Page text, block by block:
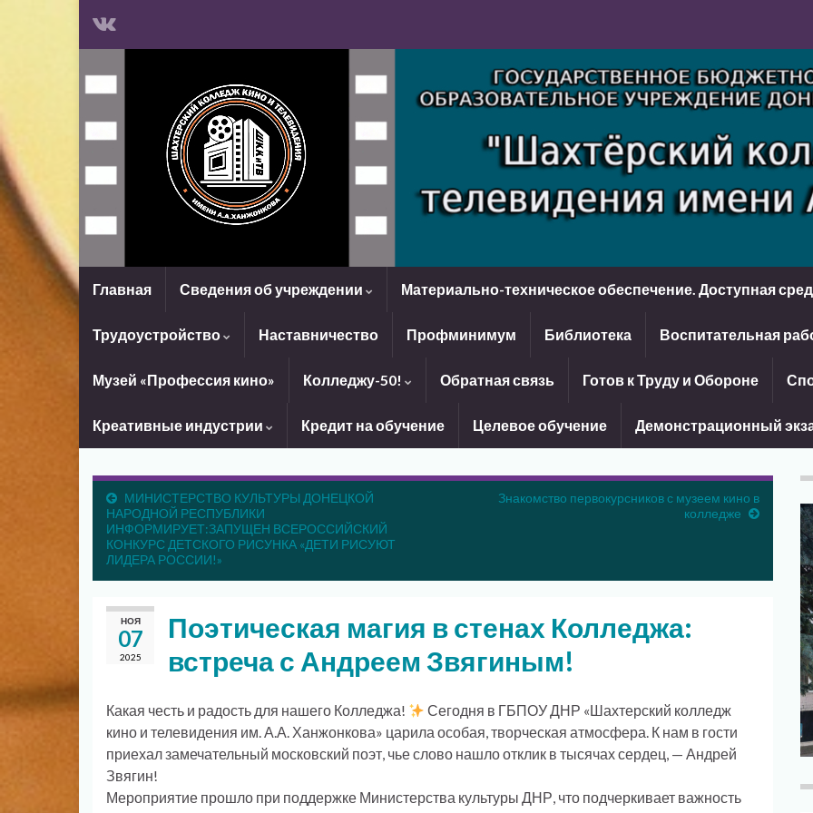
Главная Сведения об учреждении Материально-техническое обеспечение. Доступная
Трудоустройство Наставничество Профминимум Библиотека Воспитательная
Музей «Профессия кино» Колледжу-50! Обратная связь Готов к Труду и Обороне
Креативные индустрии Кредит на обучение Целевое обучение Демонстрационный
МИНИСТЕРСТВО КУЛЬТУРЫ ДОНЕЦКОЙ
НАРОДНОЙ РЕСПУБЛИКИ
ИНФОРМИРУЕТ:ЗАПУЩЕН ВСЕРОССИЙСКИЙ
КОНКУРС ДЕТСКОГО РИСУНКА «ДЕТИ РИСУЮТ
ЛИДЕРА РОССИИ!»
Знакомство первокурсников с музеем кино в
колледже
НОЯ
07
2025
Поэтическая магия в стенах Колледжа:
встреча с Андреем Звягиным!
Какая честь и радость для нашего Колледжа!
Сегодня в ГБПОУ ДНР «Шахтерский колледж
кино и телевидения им. А.А. Ханжонкова» царила особая, творческая атмосфера. К нам в гости
приехал замечательный московский поэт, чье слово нашло отклик в тысячах сердец, — Андрей
Звягин!
Мероприятие прошло при поддержке Министерства культуры ДНР, что подчеркивает важность